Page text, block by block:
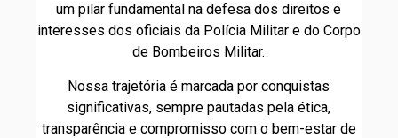
um pilar fundamental na defesa dos direitos e
interesses dos oficiais da Polícia Militar e do Corpo
de Bombeiros Militar.
Nossa trajetória é marcada por conquistas
significativas, sempre pautadas pela ética,
transparência e compromisso com o bem-estar de